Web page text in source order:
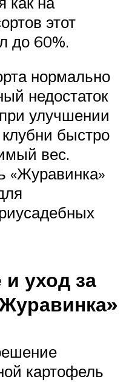
этот
до 60%.
нормально
недостаток
улучшении
быстро
вес.
«Журавинка»
уход за
картофель